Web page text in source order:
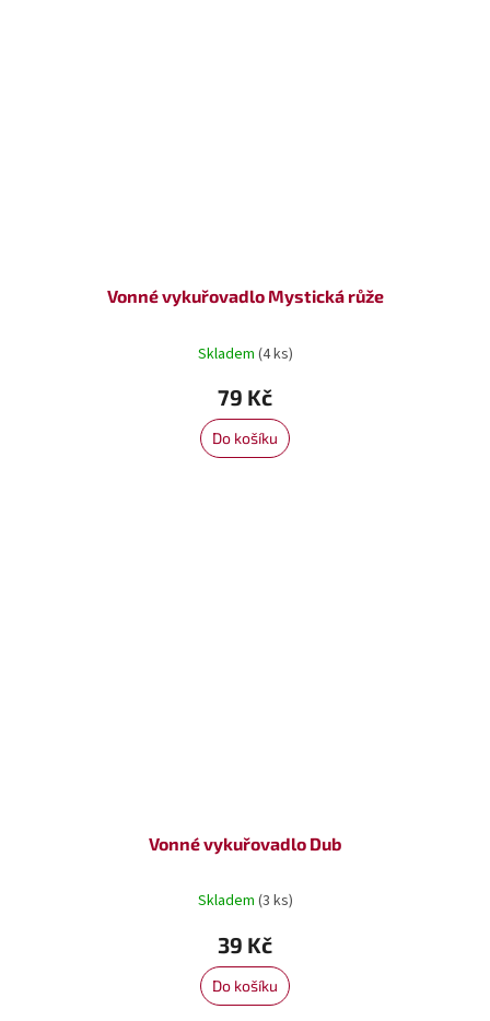
Vonné vykuřovadlo Mystická růže
Skladem (4 ks)
79 Kč
Do košíku
Vonné vykuřovadlo Dub
Skladem (3 ks)
39 Kč
Do košíku